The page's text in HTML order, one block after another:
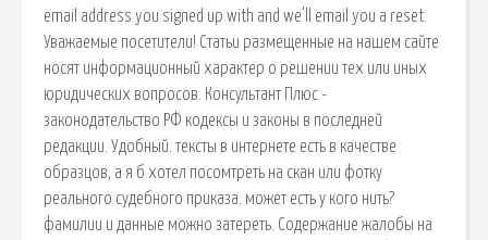
email address you signed up with and we'll email you a reset.
Уважаемые посетители! Статьи размещенные на нашем сайте
носят информационный характер о решении тех или иных
юридических вопросов. Консультант Плюс -
законодательство РФ кодексы и законы в последней
редакции. Удобный. тексты в интернете есть в качестве
образцов, а я б хотел посомтреть на скан или фотку
реального судебного приказа. может есть у кого нить?
фамилии и данные можно затереть. Содержание жалобы на